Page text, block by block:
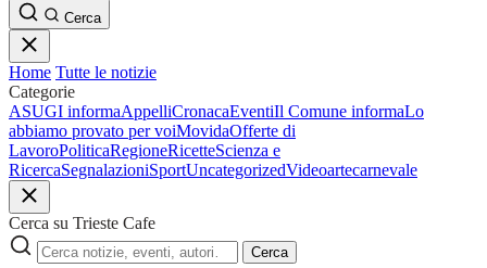
Cerca
Home Tutte le notizie
Categorie
ASUGI informaAppelliCronacaEventiIl Comune informaLo
abbiamo provato per voiMovidaOfferte di
LavoroPoliticaRegioneRicetteScienza e
RicercaSegnalazioniSportUncategorizedVideoartecarnevale
Cerca su Trieste Cafe
Cerca